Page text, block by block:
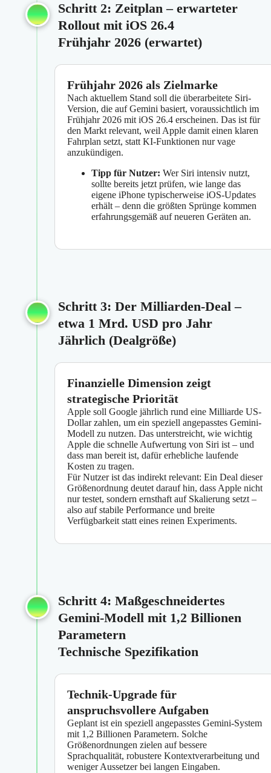
Schritt 2: Zeitplan – erwarteter
Rollout mit iOS 26.4
Frühjahr 2026 (erwartet)
Frühjahr 2026 als Zielmarke
Nach aktuellem Stand soll die überarbeitete Siri-
Version, die auf Gemini basiert, voraussichtlich im
Frühjahr 2026 mit iOS 26.4 erscheinen. Das ist für
den Markt relevant, weil Apple damit einen klaren
Fahrplan setzt, statt KI-Funktionen nur vage
anzukündigen.
Tipp für Nutzer: Wer Siri intensiv nutzt,
sollte bereits jetzt prüfen, wie lange das
eigene iPhone typischerweise iOS-Updates
erhält – denn die größten Sprünge kommen
erfahrungsgemäß auf neueren Geräten an.
Schritt 3: Der Milliarden-Deal –
etwa 1 Mrd. USD pro Jahr
Jährlich (Dealgröße)
Finanzielle Dimension zeigt
strategische Priorität
Apple soll Google jährlich rund eine Milliarde US-
Dollar zahlen, um ein speziell angepasstes Gemini-
Modell zu nutzen. Das unterstreicht, wie wichtig
Apple die schnelle Aufwertung von Siri ist – und
dass man bereit ist, dafür erhebliche laufende
Kosten zu tragen.
Für Nutzer ist das indirekt relevant: Ein Deal dieser
Größenordnung deutet darauf hin, dass Apple nicht
nur testet, sondern ernsthaft auf Skalierung setzt –
also auf stabile Performance und breite
Verfügbarkeit statt eines reinen Experiments.
Schritt 4: Maßgeschneidertes
Gemini-Modell mit 1,2 Billionen
Parametern
Technische Spezifikation
Technik-Upgrade für
anspruchsvollere Aufgaben
Geplant ist ein speziell angepasstes Gemini-System
mit 1,2 Billionen Parametern. Solche
Größenordnungen zielen auf bessere
Sprachqualität, robustere Kontextverarbeitung und
weniger Aussetzer bei langen Eingaben.